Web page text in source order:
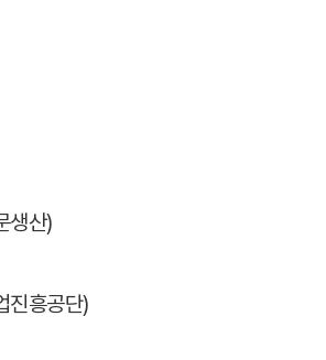
생산)
진흥공단)